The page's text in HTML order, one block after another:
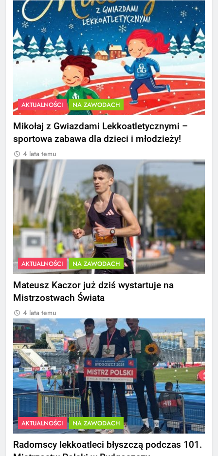
AKTUALNOŚCI NA ZAWODACH
Mikołaj z Gwiazdami Lekkoatletycznymi –
sportowa zabawa dla dzieci i młodzieży!
4 lata temu
AKTUALNOŚCI NA ZAWODACH
Mateusz Kaczor już dziś wystartuje na
Mistrzostwach Świata
4 lata temu
AKTUALNOŚCI NA ZAWODACH
Radomscy lekkoatleci błyszczą podczas 101.